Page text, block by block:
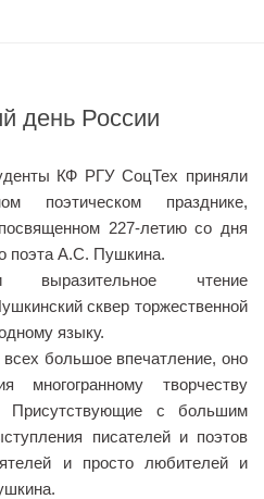
студентов на 2-ое
дела
день России
КФ РГУ СоцТех приняли
поэтическом празднике,
227-летию со дня
поэта А.С. Пушкина.
выразительное чтение
сквер торжественной
языку.
большое впечатление, оно
многогранному творчеству
Присутствующие с большим
писателей и поэтов
и просто любителей и